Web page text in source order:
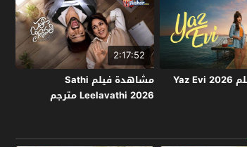
مشاهدة فيلم Yaz Evi 2026
2:17:52
مشاهدة فيلم Sathi
Leelavathi 2026 مترجم